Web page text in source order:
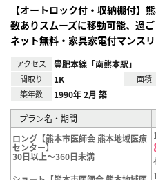
【オートロック付・収納棚付】
数ありスムーズに移動可能、過
ネット無料・家具家電付マンス
アクセス 豊肥本線「南熊本駅」
間取り 1K 面積
築年数 1990年 2月 築
プラン名・期間
ロング【熊本市医師会 熊本地域医療
センター】
30日以上～360日未満